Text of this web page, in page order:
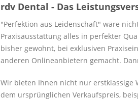
rdv Dental - Das
"Perfektion aus Leidenschaft" wäre
Praxisausstattung alles in perfekter
bisher gewohnt, bei exklusiven
anderen Onlineanbietern gemacht.
Wir bieten Ihnen nicht nur erstklassige
dem ursprünglichen Verkaufspreis,